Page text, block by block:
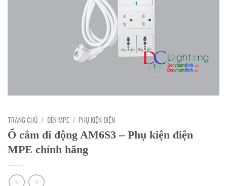
TRANG CHỦ / ĐÈN MPE / PHỤ KIỆN ĐIỆN
Ổ cắm di động AM6S3 – Phụ kiện điện
MPE chính hãng